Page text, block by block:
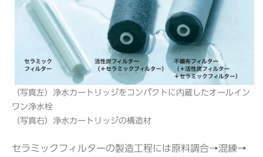
（写真左）浄水カートリッジをコンパクトに内蔵したオールイン
ワン浄水栓
（写真右）浄水カートリッジの構造材
セラミックフィルターの製造工程には原料調合→混練→